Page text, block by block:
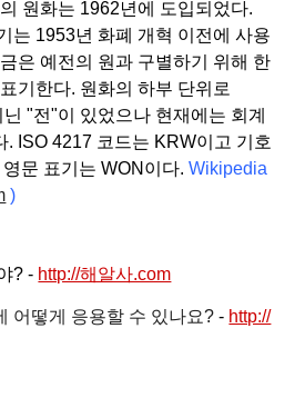
원화는 1962년에 도입되었다.
는 1953년 화폐 개혁 이전에 사용
은 예전의 원과 구별하기 위해 한
기한다. 원화의 하부 단위로
"전"이 있었으나 현재에는 회계
. ISO 4217 코드는 KRW이고 기호
문 표기는 WON이다.Wikipedia
)
? - http://해알사.com
어떻게 응용할 수 있나요? - http://